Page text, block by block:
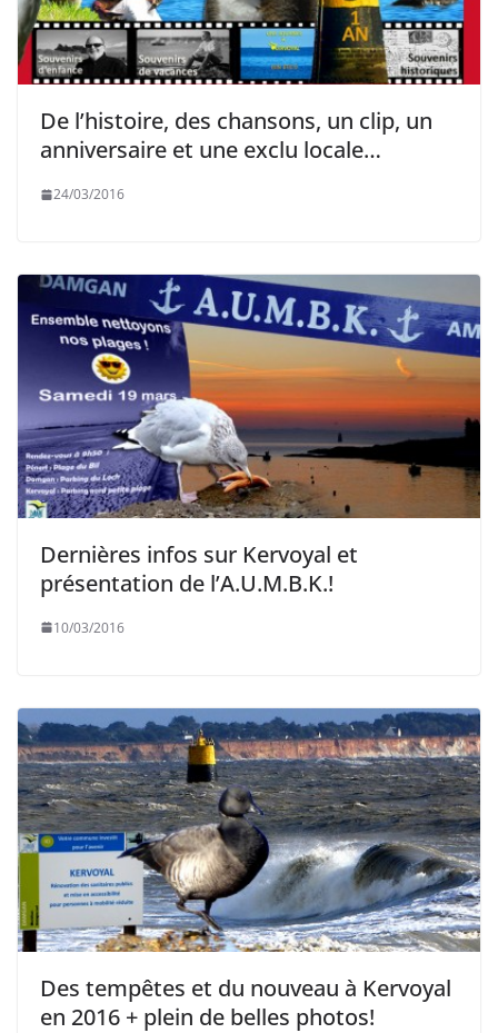
De l’histoire, des chansons, un clip, un
anniversaire et une exclu locale…
24/03/2016
Dernières infos sur Kervoyal et
présentation de l’A.U.M.B.K.!
10/03/2016
Des tempêtes et du nouveau à Kervoyal
en 2016 + plein de belles photos!